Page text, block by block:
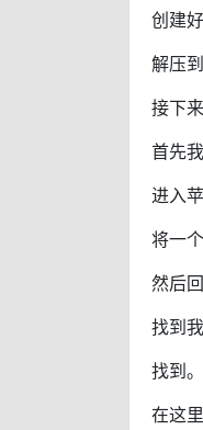
创建
解压
接下
首先
进入
将一
然后
找到
找到
在这